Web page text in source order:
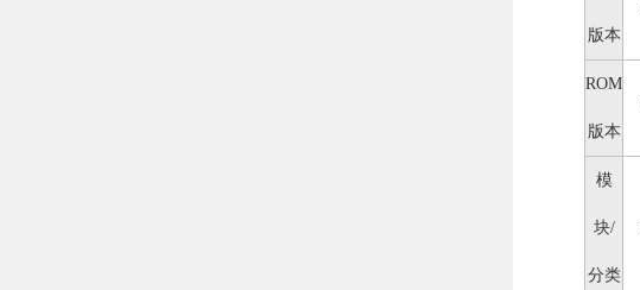
版本
ROM
版本
模
块/
分类